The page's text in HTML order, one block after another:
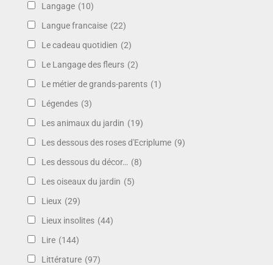
Langage (10)
Langue francaise (22)
Le cadeau quotidien (2)
Le Langage des fleurs (2)
Le métier de grands-parents (1)
Légendes (3)
Les animaux du jardin (19)
Les dessous des roses d'Ecriplume (9)
Les dessous du décor… (8)
Les oiseaux du jardin (5)
Lieux (29)
Lieux insolites (44)
Lire (144)
Littérature (97)